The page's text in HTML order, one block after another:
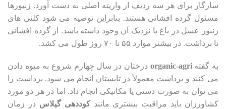
سازگار برای هر سه ردیف از واریته اصلی به دست آورد. زنبورها
مسئول گرده افشانی هستند. بنابراین توصیه می شود کلنی های
زنبور عسل در باغ یا نزدیک آن وجود داشته باشد. از گرده افشانی
تا برداشت. در بیشتر موارد ۵۵ تا ۷۰ روز طول می کشد.
به گفتهorganic-agri درختان در سال چهارم شروع به میوه دادن
می کنند و برداشت معمولاً در تابستان انجام می شود. برداشت را
می توان به صورت دستی یا مکانیکی انجام داد. اما در هر دو مورد
کشاورزان باید مراقبت بیشتری مانندکوددهی گیلاس در زمان